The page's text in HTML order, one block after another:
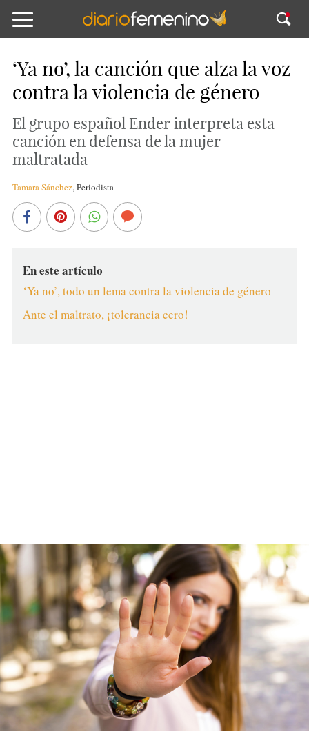
‘Ya no’, la canción que alza la voz
contra la violencia de género
El grupo español Ender interpreta esta
canción en defensa de la mujer
maltratada
Tamara Sánchez,Periodista
En este artículo
‘Ya no’, todo un lema contra la violencia de género
Ante el maltrato, ¡tolerancia cero!